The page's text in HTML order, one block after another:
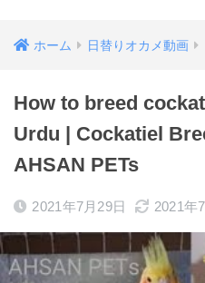
ホーム 日替りオカメ動画
How to breed
Urdu | Cockatiel
AHSAN PETs
2021年7月29日 2021年